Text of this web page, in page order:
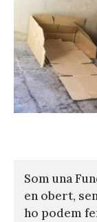
Som una
en obert,
ho podem